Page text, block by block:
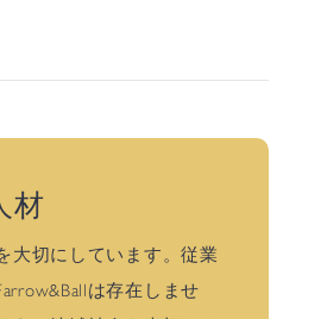
材
大切にしています。従業
は存在しませ